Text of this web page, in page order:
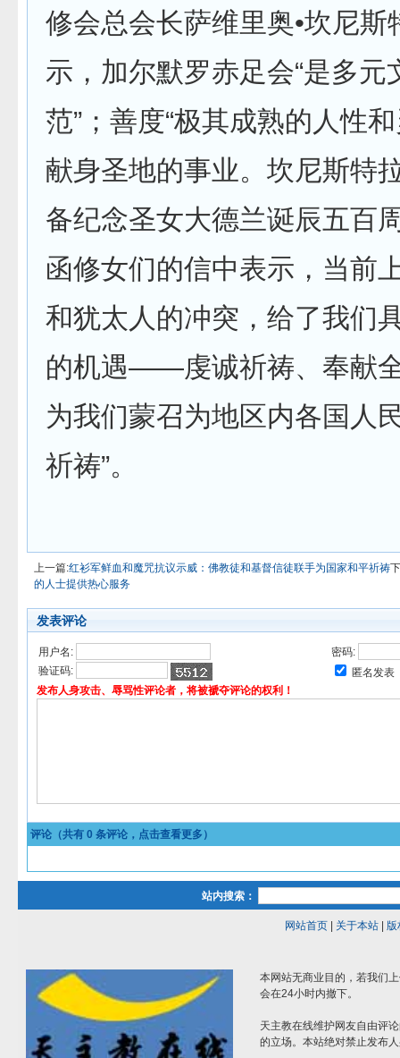
修会总会长萨维里奥•坎尼斯
示，加尔默罗赤足会“是多元
范”；善度“极其成熟的人性
献身圣地的事业。坎尼斯特
备纪念圣女大德兰诞辰五百
函修女们的信中表示，当前
和犹太人的冲突，给了我们
的机遇——虔诚祈祷、奉献
为我们蒙召为地区内各国人
祈祷”。
上一篇:红衫军鲜血和魔咒抗议示威：佛教徒和基督信徒联手为国家和平祈祷
的人士提供热心服务
发表评论
用户名:
密码:
验证码:
匿名发表
发布人身攻击、辱骂性评论者，将被褫夺评论的权利！
评论（共有 0 条评论，点击查看更多）
站内搜索：
网站首页| 关于本站| 版
本网站无商业目的，若我们
会在24小时内撤下。
天主教在线维护网友自由评
的立场。本站绝对禁止发布